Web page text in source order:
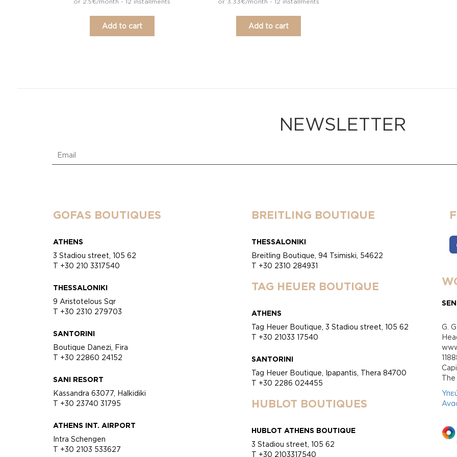
Add to cart Add to cart
NEWSLETTER
GOFAS BOUTIQUES
ATHENS
3 Stadiou street, 105 62
T +30 210 3317540
THESSALONIKI
9 Aristotelous Sqr
T +30 2310 279703
SANTORINI
Boutique Danezi, Fira
T +30 22860 24152
SANI RESORT
Kassandra 63077, Halkidiki
T +30 23740 31795
ATHENS INT. AIRPORT
Intra Schengen
T +30 2103 533627
BREITLING BOUTIQUE
THESSALONIKI
Breitling Boutique, 94 Tsimiski, 54622
T +30 2310 284931
TAG HEUER BOUTIQUE
ATHENS
Tag Heuer Boutique, 3 Stadiou street, 105 62
T +30 21033 17540
SANTORINI
Tag Heuer Boutique, Ipapantis, Thera 84700
T +30 2286 024455
HUBLOT BOUTIQUES
HUBLOT ATHENS BOUTIQUE
3 Stadiou street, 105 62
T +30 2103317540
G.
Τhe